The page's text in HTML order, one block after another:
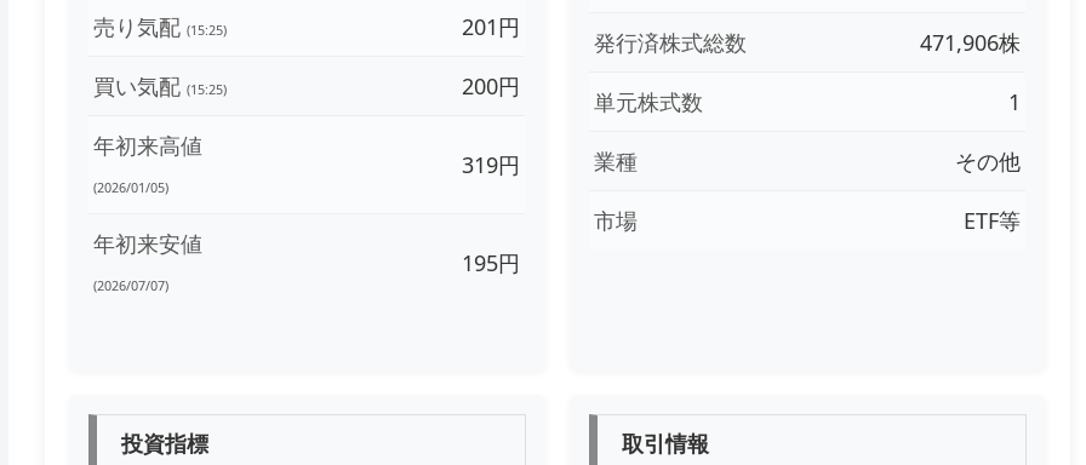
売り気配 (15:25) 201円
買い気配 (15:25) 200円
年初来高値
(2026/01/05)
319円
年初来安値
(2026/07/07)
195円
発行済株式総数 471,906株
単元株式数 1
業種 その他
市場 ETF等
投資指標 取引情報